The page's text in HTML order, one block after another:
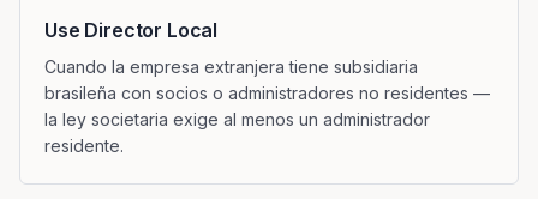
Use Director Local
Cuando la empresa extranjera tiene subsidiaria
brasileña con socios o administradores no residentes —
la ley societaria exige al menos un administrador
residente.